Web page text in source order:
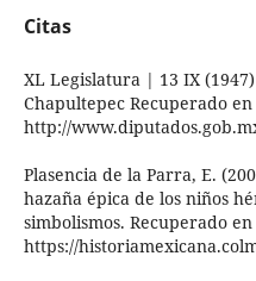
Citas
XL Legislatura | 13 IX
Chapultepec Recuperado en
http://
Plasencia de la Parra, E.
hazaña épica de los niños
simbolismos. Recuperado en
https://